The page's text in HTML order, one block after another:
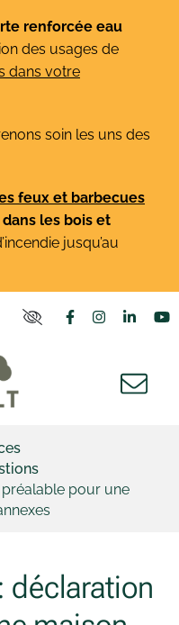
renforcée eau
des usages de
dans votre
soin les uns des
feux et barbecues
les bois et
jusqu’au
Lien vers le
Lien vers
Lien
préalable pour une
déclaration